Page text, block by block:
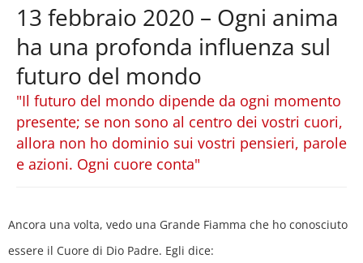
13 febbraio 2020 – Ogni anima
ha una profonda influenza sul
futuro del mondo
"Il futuro del mondo dipende da ogni momento
presente; se non sono al centro dei vostri cuori,
allora non ho dominio sui vostri pensieri, parole
e azioni. Ogni cuore conta"
Ancora una volta, vedo una Grande Fiamma che ho conosciuto
essere il Cuore di Dio Padre. Egli dice: